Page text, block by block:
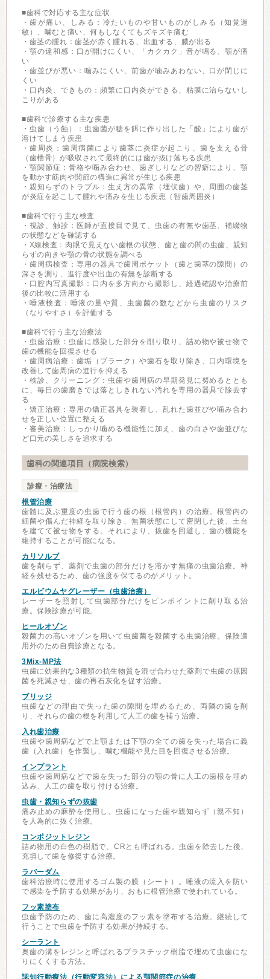
■歯科で対応する主な症状
・歯が痛い、しみる：冷たいものや甘いものがしみる（知覚過
敏）、噛むと痛い、何もしなくてもズキズキ痛む
・歯茎の腫れ：歯茎が赤く腫れる、出血する、膿が出る
・顎の違和感：口が開けにくい、「カクカク」音が鳴る、顎が痛
い
・歯並びが悪い：噛みにくい、前歯が噛みあわない、口が閉じに
くい
・口内炎、できもの：頻繁に口内炎ができる、粘膜に治らないし
こりがある
■歯科で診療する主な疾患
・虫歯（う蝕）：虫歯菌が糖を餌に作り出した「酸」により歯が
溶けてしまう疾患
・歯周炎：歯周病菌により歯茎に炎症が起こり、歯を支える骨
（歯槽骨）が吸収されて最終的には歯が抜け落ちる疾患
・顎関節症：骨格や噛み合わせ、歯ぎしりなどの習癖により、顎
を動かす筋肉や関節の構造に異常が生じる疾患
・親知らずのトラブル：生え方の異常（埋伏歯）や、周囲の歯茎
が炎症を起こして腫れや痛みを生じる疾患（智歯周囲炎）
■歯科で行う主な検査
・視診、触診：医師が直接目で見て、虫歯の有無や歯茎、補綴物
の状態などを確認する
・X線検査：肉眼で見えない歯根の状態、歯と歯の間の虫歯、親知
らずの向きや顎の骨の状態を調べる
・歯周病検査：専用の器具で歯周ポケット（歯と歯茎の隙間）の
深さを測り、進行度や出血の有無を診断する
・口腔内写真撮影：口内を多方向から撮影し、経過確認や治療前
後の比較に活用する
・唾液検査：唾液の量や質、虫歯菌の数などから虫歯のリスク
（なりやすさ）を評価する
■歯科で行う主な治療法
・虫歯治療：虫歯に感染した部分を削り取り、詰め物や被せ物で
歯の機能を回復させる
・歯周病治療：歯垢（プラーク）や歯石を取り除き、口内環境を
改善して歯周病の進行を抑える
・検診、クリーニング：虫歯や歯周病の早期発見に努めるととも
に、毎日の歯磨きでは落としきれない汚れを専用の器具で除去す
る
・矯正治療：専用の矯正器具を装着し、乱れた歯並びや噛み合わ
せを正しい位置に整える
・審美治療：しっかり噛める機能性に加え、歯の白さや歯並びな
ど口元の美しさを追求する
歯科の関連項目（病院検索）
診療・治療法
根管治療
歯髄に及ぶ重度の虫歯で行う歯の根（根管内）の治療。根管内の
細菌や傷んだ神経を取り除き、無菌状態にして密閉した後、土台
を建てて被せ物をする。それにより、抜歯を回避し、歯の機能を
維持することが可能になる。
カリソルブ
歯を削らず、薬剤で虫歯の部分だけを溶かす無痛の虫歯治療。神
経を残せるため、歯の強度を保てるのがメリット。
エルビウムヤグレーザー（虫歯治療）
レーザーを照射して虫歯部分だけをピンポイントに削り取る治
療。保険診療が可能。
ヒールオゾン
殺菌力の高いオゾンを用いて虫歯菌を殺菌する虫歯治療。保険適
用外のため自費診療となる。
3Mix-MP法
虫歯に効果的な3種類の抗生物質を混ぜ合わせた薬剤で虫歯の原因
菌を死滅させ、歯の再石灰化を促す治療。
ブリッジ
虫歯などの理由で失った歯の隙間を埋めるため、両隣の歯を削
り、それらの歯の根を利用して人工の歯を補う治療。
入れ歯治療
虫歯や歯周病などで上顎または下顎の全ての歯を失った場合に義
歯（入れ歯）を作製し、噛む機能や見た目を回復させる治療。
インプラント
虫歯や歯周病などで歯を失った部分の顎の骨に人工の歯根を埋め
込み、人工の歯を取り付ける治療。
虫歯・親知らずの抜歯
痛み止めの麻酔を使用し、虫歯になった歯や親知らず（親不知）
を人為的に抜く治療。
コンポジットレジン
詰め物用の白色の樹脂で、CRとも呼ばれる。虫歯を除去した後、
充填して歯を修復する治療。
ラバーダム
歯科治療時に使用するゴム製の膜（シート）。唾液の流入を防い
で感染を予防する効果があり、おもに根管治療で使われている。
フッ素塗布
虫歯予防のため、歯に高濃度のフッ素を塗布する治療。継続して
行うことで虫歯を予防する効果が持続する。
シーラント
奥歯の溝をレジンと呼ばれるプラスチック樹脂で埋めて虫歯にな
りにくくする方法。
認知行動療法（行動変容法）による顎関節症の治療